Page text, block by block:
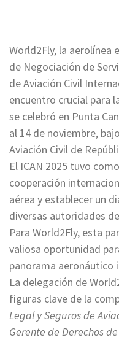
World2Fly, la aerolínea
de Negociación de
de Aviación Civil
encuentro crucial para
se celebró en Punta
al 14 de noviembre,
Aviación Civil de
El ICAN 2025 tuvo
cooperación
aérea y establecer un
diversas autoridades
Para World2Fly, esta
valiosa oportunidad
panorama aeronáutico
La delegación de
figuras clave de la
Legal y Seguros de
Gerente de Derechos